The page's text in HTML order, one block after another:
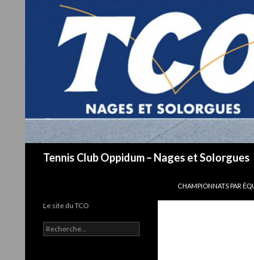
Tennis Club Oppidum – Nages et Solorgues
CHAMPIONNATS PAR
Le site du TCO
R
e